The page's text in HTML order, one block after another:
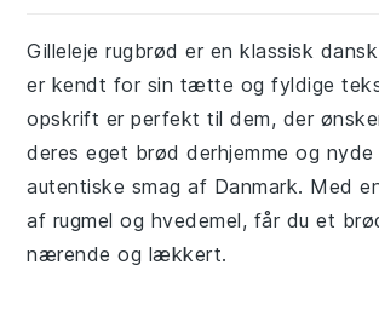
Gilleleje rugbrød er en klassisk
er kendt for sin tætte og fyldige
opskrift er perfekt til dem, der
deres eget brød derhjemme og nyde
autentiske smag af Danmark. Med
af rugmel og hvedemel, får du et
nærende og lækkert.